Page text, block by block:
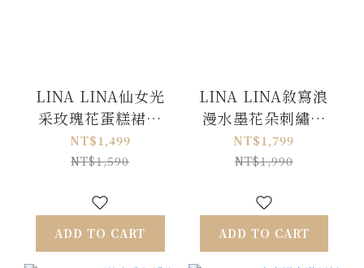
LINA LINA仙女光
采玫瑰花蛋糕裙擺
絲光洋裝-玫瑰粉
S/M
NT$1,499
NT$1,590
ADD TO CART
LINA LINA敘寫浪
漫水墨花朵刺繡荷
葉滾邊洋裝-優美藍
NT$1,799
NT$1,990
ADD TO CART